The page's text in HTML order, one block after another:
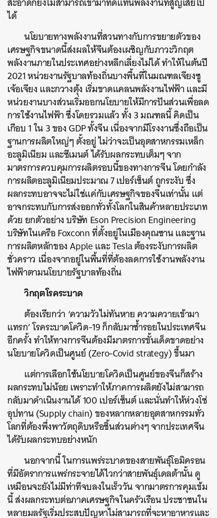
ได้
นโยบายทางพลังงานที่สวนทางกับการขยายตัวของ
เศรษฐกิจขนาดนี้ส่งผลให้จีนต้องเผชิญกับภาวะวิกฤต
พลังงานภายในประเทศอย่างหลีกเลี่ยงไม่ได้ ทำให้ในต้นปี
2021 หน่วยงานรัฐบาลท้องถิ่นบางพื้นที่ในมณฑลเจียงซู
เจ้อเจียง และกวางตุ้ง เริ่มขาดแคลนพลังงานไฟฟ้า และมี
หน่วยงานบางส่วนเริ่มออกนโยบายให้มีการปันส่วนเพื่อลด
การใช้งานไฟฟ้า ซึ่งโดยรวมแล้ว ทั้ง 3 มณฑลนี้ คิดเป็น
เกือบ 1 ใน 3 ของ GDP ทั้งจีน เนื่องจากมีโรงงานซึ่งถือเป็น
ฐานการผลิตใหญ่ๆ ตั้งอยู่ ไม่ว่าจะเป็นอุตสาหกรรมเหล็ก
อะลูมิเนียม และซีเมนต์ ได้รับผลกระทบเต็มๆ จาก
มาตรการควบคุมการผลิตรอบนี้ของทางการจีน โดยกำลัง
การผลิตอะลูมิเนียมประมาณ 7 เปอร์เซ็นต์ ถูกระงับ ซึ่ง
ผลกระทบอาจจะไม่ใช่แค่กับเศรษฐกิจของจีนเท่านั้น แต่
อาจกระทบกับการส่งออกทั่วทั้งโลกในสินค้าหลายประเภท
ด้วย ยกตัวอย่าง บริษัท Eson Precision Engineering
บริษัทในเครือ Foxconn ที่ตั้งอยู่ในเมืองคุณซาน และฐาน
การผลิตหลักของ Apple และ Tesla ต้องระงับการผลิต
ชั่วคราว เนื่องจากอยู่ในพื้นที่ที่ต้องลดการใช้งานพลังงาน
ไฟฟ้าตามนโยบายรัฐบาลท้องถิ่น
วิกฤตโรคระบาด
ต้องเรียกว่า ‘ความวัวไม่ทันหาย ความควายเข้ามา
แทรก’ โรคระบาดโควิด-19 ก็กลับมาซ้ำรอยในประเทศจีน
อีกครั้ง ทำให้ทางการจีนต้องมีมาตรการขั้นเด็ดขาดอย่าง
นโยบายโควิดเป็นศูนย์ (Zero-Covid strategy) ขึ้นมา
แต่การเลือกใช้นโยบายโควิดเป็นศูนย์ของจีนก็สร้าง
ผลกระทบไม่น้อย เพราะทำให้ภาคการผลิตยังไม่สามารถ
กลับมาดำเนินงานได้ 100 เปอร์เซ็นต์ และนั่นทำให้ห่วงโซ่
อุปทาน (Supply chain) ของหลากหลายอุตสาหกรรมทั่ว
โลกที่ต้องพึ่งพาวัตถุดิบหรือชิ้นส่วนต่างๆ จากประเทศจีน
ได้รับผลกระทบอย่างหนัก
นอกจากนี้ ในการแพร่ระบาดของสายพันธุ์โอมิครอน
ที่มีอัตราการแพร่กระจายได้ไวกว่าสายพันธุ์เดลต้านั้น ดู
เหมือนจะยังไม่มีท่าทีจบลงในเร็ววัน จากมาตรการคุมเข้ม
นี้ ส่งผลกระทบต่อภาคเศรษฐกิจในครัวเรือน ประชาชนใน
หลายมลรัฐเริ่มประสบปัญหาไม่สามารถที่จะหาอาหารและ